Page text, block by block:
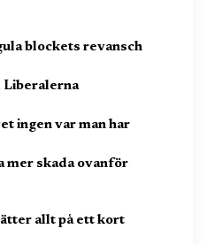
blockets revansch
Liberalerna
ingen var man har
mer skada ovanför
allt på ett kort